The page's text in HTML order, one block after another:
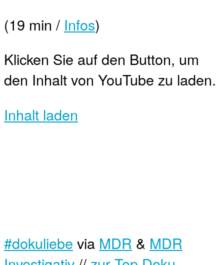
(19 min / Infos)
Klicken Sie auf den Button, um
den Inhalt von YouTube zu laden.
Inhalt laden
#dokuliebe via MDR & MDR